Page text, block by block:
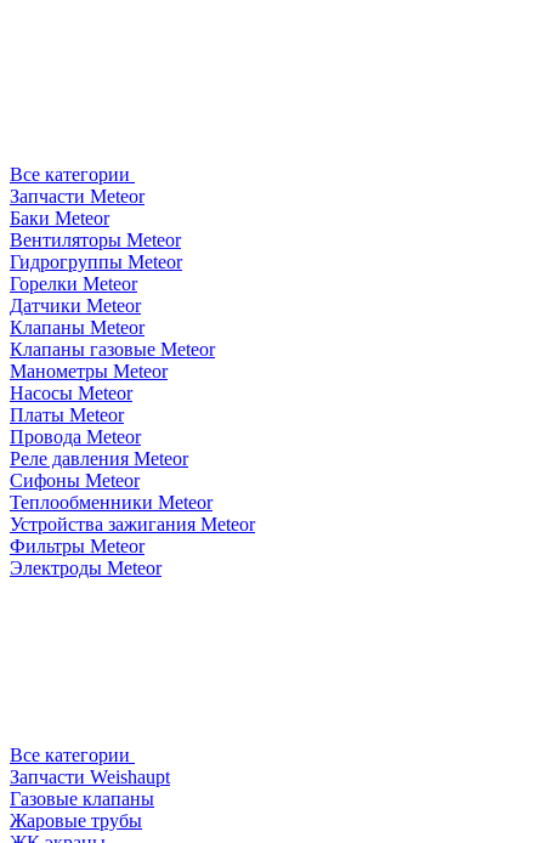
Все категории
Запчасти Meteor
Баки Meteor
Вентиляторы Meteor
Гидрогруппы Meteor
Горелки Meteor
Датчики Meteor
Клапаны Meteor
Клапаны газовые Meteor
Манометры Meteor
Насосы Meteor
Платы Meteor
Провода Meteor
Реле давления Meteor
Сифоны Meteor
Теплообменники Meteor
Устройства зажигания Meteor
Фильтры Meteor
Электроды Meteor
Все категории
Запчасти Weishaupt
Газовые клапаны
Жаровые трубы